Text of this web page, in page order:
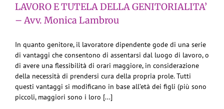
LAVORO E TUTELA DELLA GENITORIALITA’
– Avv. Monica Lambrou
In quanto genitore, il lavoratore dipendente gode di una serie
di vantaggi che consentono di assentarsi dal luogo di lavoro, o
di avere una flessibilità di orari maggiore, in considerazione
della necessità di prendersi cura della propria prole. Tutti
questi vantaggi si modificano in base all’età dei figli (più sono
piccoli, maggiori sono i loro [...]